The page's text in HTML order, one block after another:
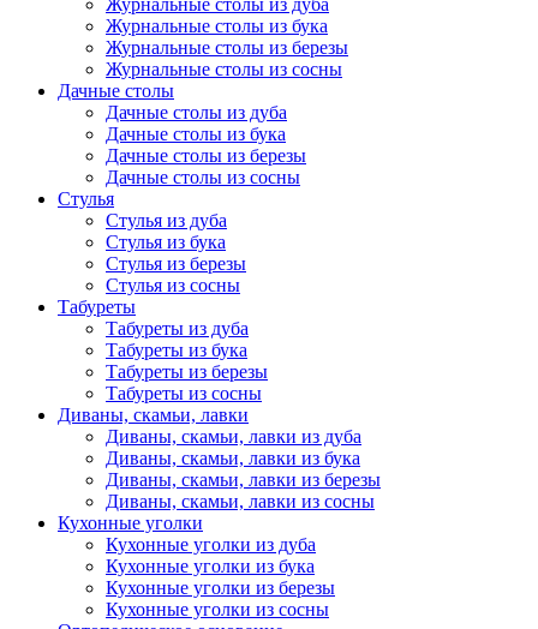
Журнальные столы из дуба
Журнальные столы из бука
Журнальные столы из березы
Журнальные столы из сосны
Дачные столы
Дачные столы из дуба
Дачные столы из бука
Дачные столы из березы
Дачные столы из сосны
Стулья
Стулья из дуба
Стулья из бука
Стулья из березы
Стулья из сосны
Табуреты
Табуреты из дуба
Табуреты из бука
Табуреты из березы
Табуреты из сосны
Диваны, скамьи, лавки
Диваны, скамьи, лавки из дуба
Диваны, скамьи, лавки из бука
Диваны, скамьи, лавки из березы
Диваны, скамьи, лавки из сосны
Кухонные уголки
Кухонные уголки из дуба
Кухонные уголки из бука
Кухонные уголки из березы
Кухонные уголки из сосны